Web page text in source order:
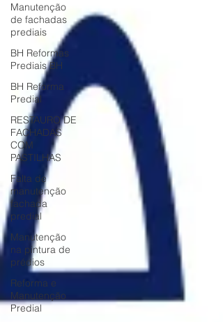
Manutenção
de fachadas
prediais
BH Reformas
Prediais BH
BH Reforma
Predial
RESTAURO DE
FACHADAS
COM
PASTILHAS
Falta de
manutenção
fachada
predial
Manutenção
na pintura de
prédios
Reforma e
Manutenção
Predial